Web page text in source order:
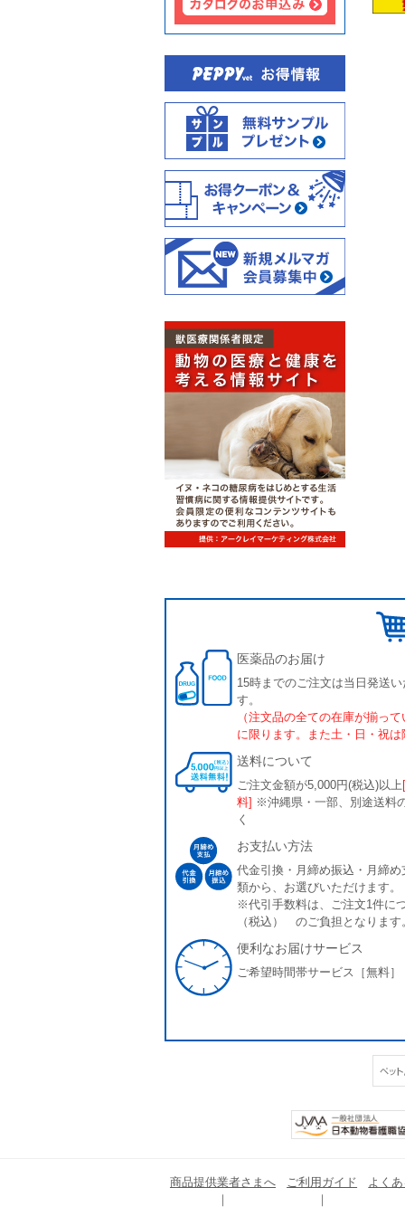
医薬品のお届け
15時までのご注文は当日発送
す。
（注文品の全ての在庫が揃っ
に限ります。また土・日・祝は
送料について
ご注文金額が5,000円(税込)以上
料] ※沖縄県・一部、別途送料
く
お支払い方法
代金引換・月締め振込・月締め
類から、お選びいただけます。
※代引手数料は、ご注文1件に
（税込） のご負担となります
便利なお届けサービス
ご希望時間帯サービス［無料］
商品提供業者さまへ ご利用ガイド よく